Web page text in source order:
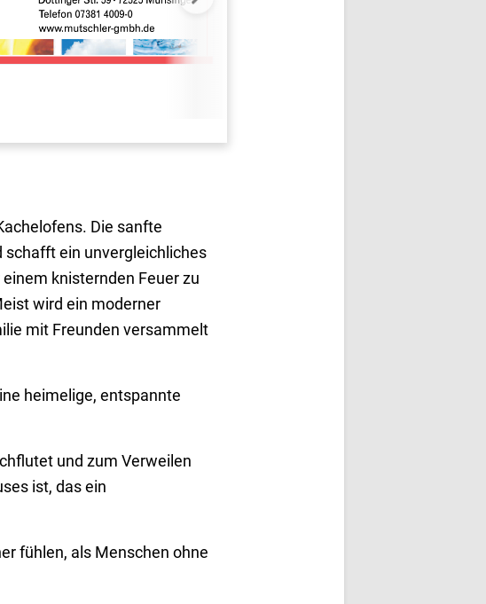
Die sanfte
schafft ein unvergleichliches
knisternden Feuer zu
wird ein moderner
mit Freunden versammelt
heimelige, entspannte
und zum Verweilen
ist, das ein
fühlen, als Menschen ohne